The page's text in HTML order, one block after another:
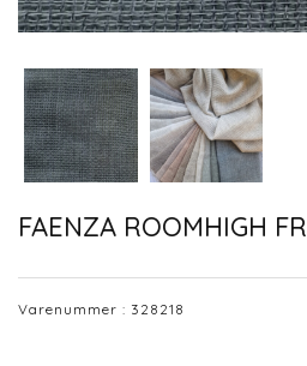
FAENZA ROOMHIGH FR
Varenummer : 328218